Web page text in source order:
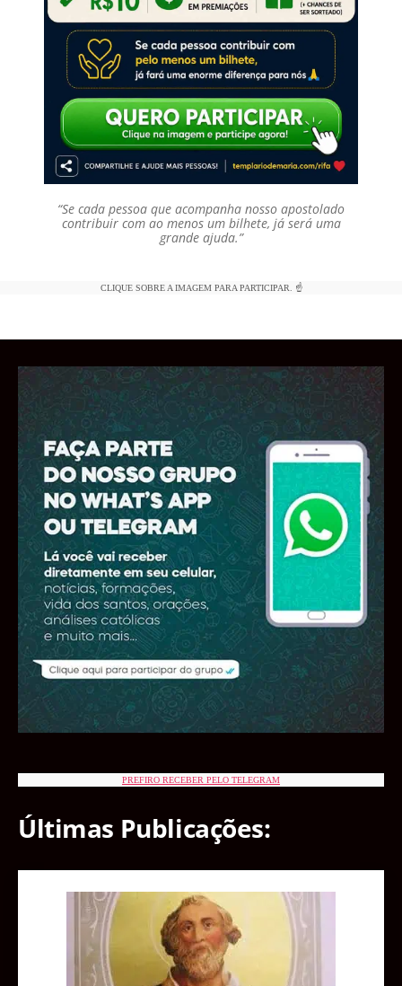
“Se cada pessoa que acompanha nosso apostolado
contribuir com ao menos um bilhete, já será uma
grande ajuda.”
CLIQUE SOBRE A IMAGEM PARA PARTICIPAR. ☝️
PREFIRO RECEBER PELO TELEGRAM
Últimas Publicações: